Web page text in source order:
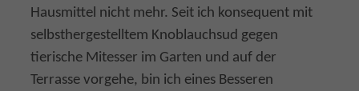
Hausmittel nicht mehr. Seit ich konsequent mit
selbsthergestelltem Knoblauchsud gegen
tierische Mitesser im Garten und auf der
Terrasse vorgehe, bin ich eines Besseren